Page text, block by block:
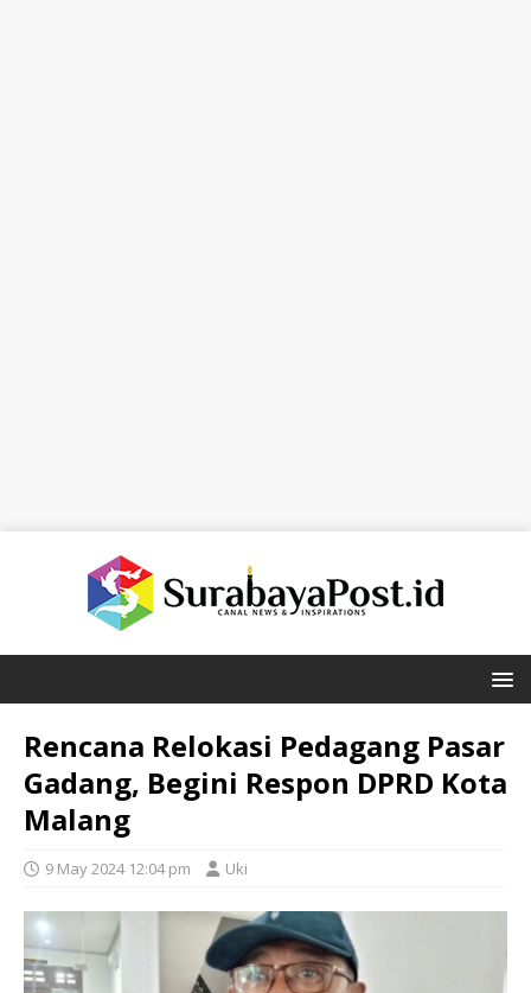
Rencana Relokasi Pedagang Pasar
Gadang, Begini Respon DPRD Kota
Malang
9 May 2024 12:04 pm Uki